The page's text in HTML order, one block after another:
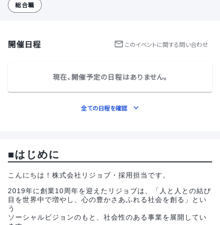
総合職
開催日程 このイベントに関する問い合わせ
現在、開催予定の日程はありません。
全ての日程を確認
■はじめに
こんにちは！株式会社リジョブ・採用担当です。
2019年に創業10周年を迎えたリジョブは、「人と人との結び
目を世界中で増やし、心の豊かさあふれる社会を創る」とい
う
ソーシャルビジョンのもと、社会性のある事業を展開してい